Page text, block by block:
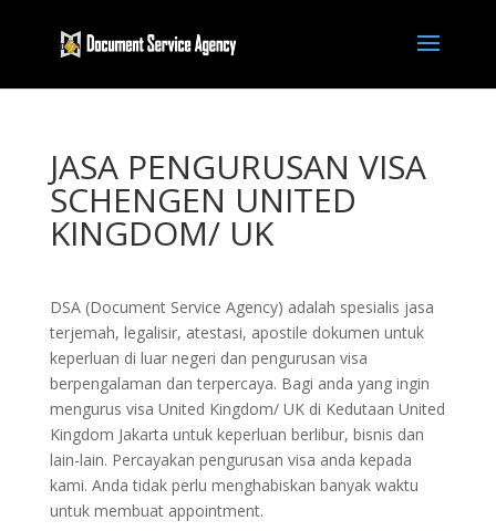
JASA PENGURUSAN VISA
SCHENGEN UNITED
KINGDOM/ UK
DSA (Document Service Agency) adalah spesialis jasa
terjemah, legalisir, atestasi, apostile dokumen untuk
keperluan di luar negeri dan pengurusan visa
berpengalaman dan terpercaya. Bagi anda yang ingin
mengurus visa United Kingdom/ UK di Kedutaan United
Kingdom Jakarta untuk keperluan berlibur, bisnis dan
lain-lain. Percayakan pengurusan visa anda kepada
kami. Anda tidak perlu menghabiskan banyak waktu
untuk membuat appointment.